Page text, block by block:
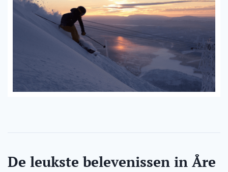
De leukste belevenissen in Åre